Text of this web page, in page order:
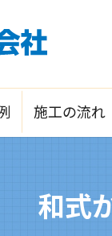
施工の流れ
和式